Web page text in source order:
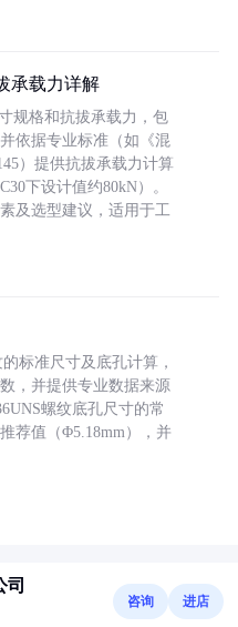
承载力详解
规格和抗拔承载力，包
依据专业标准（如《混
）提供抗拔承载力计算
下设计值约80kN）。
及选型建议，适用于工
标准尺寸及底孔计算，
，并提供专业数据来源
螺纹底孔尺寸的常
荐值（Φ5.18mm），并
司
咨询 进店